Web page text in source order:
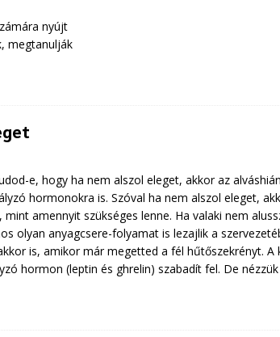
nyújt
megtanulják
e, hogy ha nem alszol eleget, akkor az
hormonokra is. Szóval ha nem alszol eleget,
amennyit szükséges lenne. Ha valaki nem
olyan anyagcsere-folyamat is lezajlik a
is, amikor már megetted a fél hűtőszekrényt. A
hormon (leptin és ghrelin) szabadít fel. De